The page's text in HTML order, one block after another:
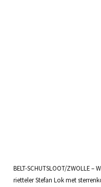
BELT-SCHUTSLOOT/ZWOLLE
rietteler Stefan Lok met